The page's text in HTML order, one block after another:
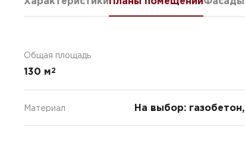
Общая площадь
130 м2
Материал На выбор: